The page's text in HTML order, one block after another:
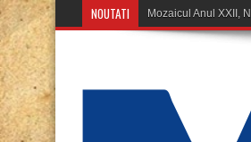
NOUTATI Mo